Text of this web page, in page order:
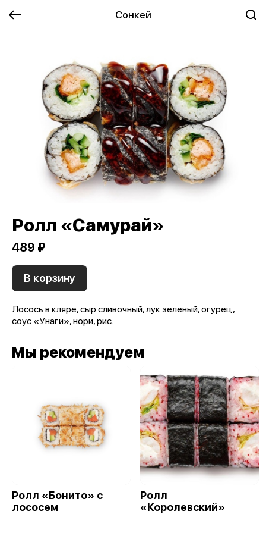
Сонкей
Ролл «Самурай»
489 ₽
В корзину
Лосось в кляре, сыр сливочный, лук зеленый, огурец,
соус «Унаги», нори, рис.
Мы рекомендуем
Ролл «Бонито» с
лососем
Ролл
«Королевский»